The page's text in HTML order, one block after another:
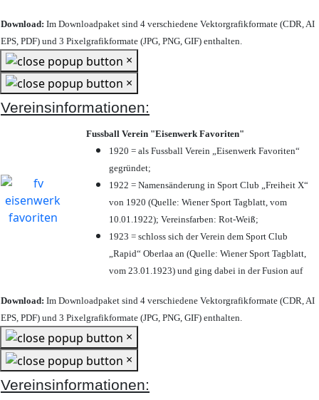
Download: Im Downloadpaket sind 4 verschiedene Vektorgrafikformate (CDR, AI
EPS, PDF) und 3 Pixelgrafikformate (JPG, PNG, GIF) enthalten.
×
×
Vereinsinformationen:
Fussball Verein "Eisenwerk Favoriten"
1920 = als Fussball Verein „Eisenwerk Favoriten“
gegründet;
1922 = Namensänderung in Sport Club „Freiheit X“
von 1920 (Quelle: Wiener Sport Tagblatt, vom
10.01.1922); Vereinsfarben: Rot-Weiß;
1923 = schloss sich der Verein dem Sport Club
„Rapid“ Oberlaa an (Quelle: Wiener Sport Tagblatt,
vom 23.01.1923) und ging dabei in der Fusion auf
Download: Im Downloadpaket sind 4 verschiedene Vektorgrafikformate (CDR, AI
EPS, PDF) und 3 Pixelgrafikformate (JPG, PNG, GIF) enthalten.
×
×
Vereinsinformationen: